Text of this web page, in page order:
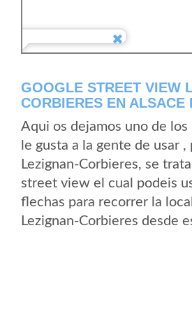
GOOGLE STREET VIEW
CORBIERES EN ALSACE
Aqui os dejamos uno de los
le gusta a la gente de usar
Lezignan-Corbieres, se
street view el cual podeis
flechas para recorrer la
Lezignan-Corbieres desde